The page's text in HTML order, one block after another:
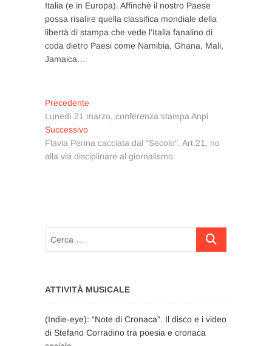
Italia (e in Europa). Affinchè il nostro Paese
possa risalire quella classifica mondiale della
libertà di stampa che vede l’Italia fanalino di
coda dietro Paesi come Namibia, Ghana, Mali,
Jamaica…
Navigazione
articoli
Precedente
precedente:
Lunedì 21 marzo, conferenza stampa Anpi
SuccessivoArticolo
successivo:
Flavia Perina cacciata dal "Secolo". Art.21, no
alla via disciplinare al giornalismo
Cerca
ATTIVITÀ MUSICALE
(Indie-eye): “Note di Cronaca”. Il disco e i video
di Stefano Corradino tra poesia e cronaca